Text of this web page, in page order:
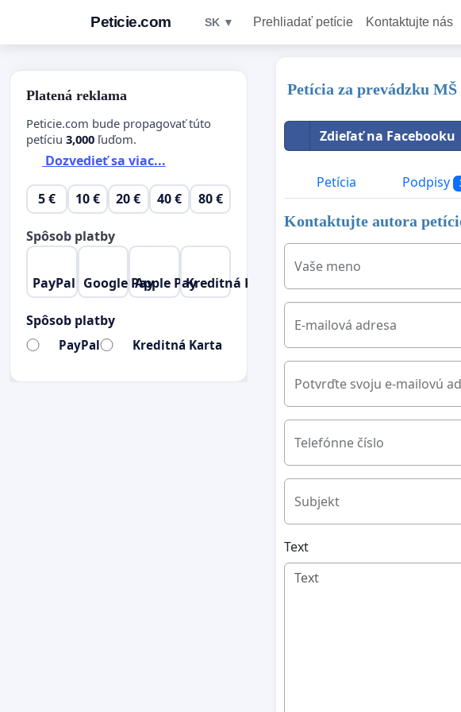
Peticie.com SK ▼ Prehliadať petície Kontaktujte nás
Petícia za prevádzku MŠ
Zdieľať na Facebooku
Petícia Podpisy
Kontaktujte autora
Vaše meno
E-mailová adresa
Potvrďte svoju e-mailovú
Telefónne číslo
Subjekt
Text
Platená reklama
Peticie.com bude propagovať túto
petíciu 3,000 ľuďom.
Dozvedieť sa viac...
5 € 10 € 20 € 40 € 80 €
Spôsob platby
PayPal Google PayApple PayKreditná Karta
Spôsob platby
PayPal Kreditná Karta